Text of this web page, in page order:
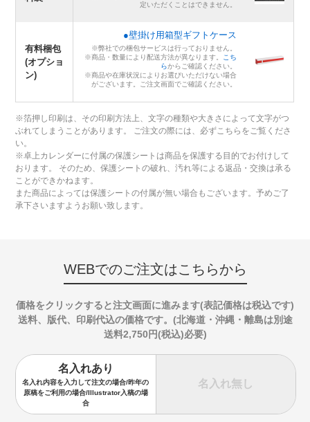
定いただくことはできません。
有料梱包
(オプショ
ン)
●壁掛け用箱型ギフトケース
※弊社での梱包サービスは行っておりません。
※商品・数量により配送方法が異なります。
こち
らからご確認ください。
※商品や在庫状況によりお選びいただけない場合
がございます。ご注文画面でご確認ください。
※箔押し印刷は、その印刷方法上、文字の種類や大きさによって文字がつ
ぶれてしまうことがあります。 ご注文の際には、必ずこちらをご覧くださ
い。
※卓上カレンダーに付属の保護シートは商品を保護する目的でお付けして
おります。 そのため、保護シートの破れ、汚れ等による返品・交換は承る
ことができかねます。
また商品によっては保護シートの付属が無い場合もございます。予めご了
承下さいますようお願い致します。
WEBでのご注文はこちらから
価格をクリックすると注文画面に進みます(表記価格は税込です)
送料、版代、印刷代込の価格です。(北海道・沖縄・離島は別途
送料2,750円(税込)必要)
名入れあり
名入れ内容を入力して注文の場合/昨年の
原稿をご利用の場合/Illustrator入稿の場
合
名入れ無し